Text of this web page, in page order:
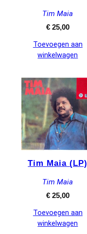
Tim Maia
€25,00
Toevoegen aan
winkelwagen
Tim Maia (LP)
Tim Maia
€25,00
Toevoegen aan
winkelwagen